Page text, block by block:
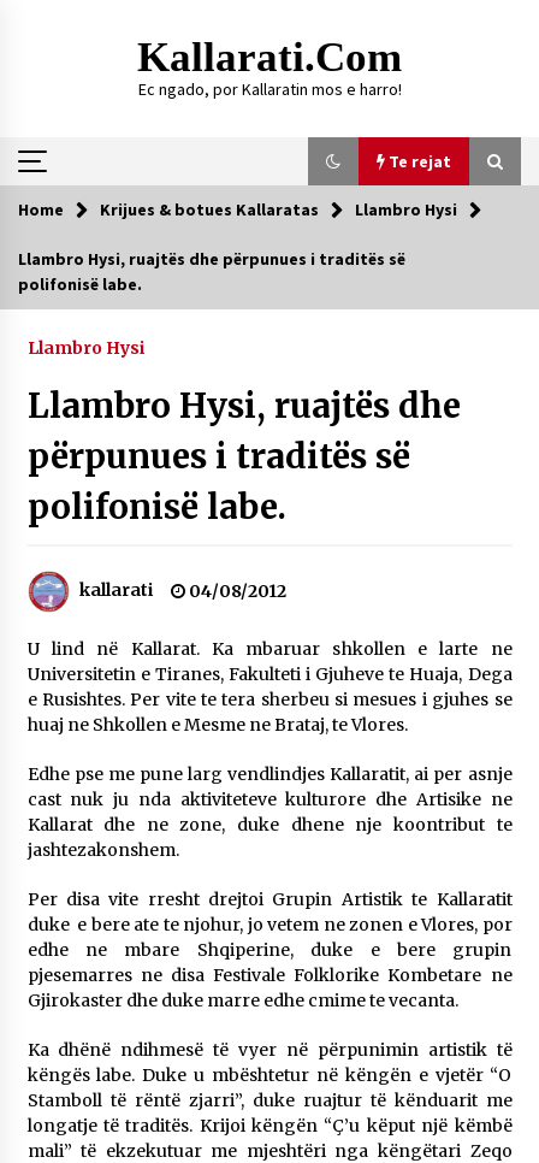
Kallarati.com
Ec ngado, por Kallaratin mos e harro!
Te rejat
Te rejat
16/07/2026
Gazeta Kallarati nr. 118
07/07/2026
SI U ARRIT TË REALIZOHEJ PERLA FOLKLORIKE
06/06/2026
ZHVILLUA EDICIONI I TRETË I PIKNIKU
PRANVEROR
Gazeta Kallarati nr. 117
03/05/2026
28/01/2026
Mbi kockat e martirëve ngrihet Atdheu
17/10/2025
Gazeta Kallarati nr. 115
14/10/2025
Faksimilet e një 83 vjetori lufte: Çfarë shkruan
Vexhi Buharaja për Heroin e Popullit, Mumin
04/10/2025
KALLARATI NË AKSIONET KOMBËTARE PËR
RINDËRTIMIN E VENDIT – NGA ÇIZE XHAFERAJ
22/09/2025
Home Krijues & botues Kallaratas Llambro Hysi
Llambro Hysi, ruajtës dhe përpunues i traditës së
polifonisë labe.
Llambro Hysi
Llambro Hysi, ruajtës dhe
përpunues i traditës së
polifonisë labe.
kallarati 04/08/2012
U lind në Kallarat. Ka mbaruar shkollen e larte ne
Universitetin e Tiranes, Fakulteti i Gjuheve te Huaja, Dega
e Rusishtes. Per vite te tera sherbeu si mesues i gjuhes se
huaj ne Shkollen e Mesme ne Brataj, te Vlores.
Edhe pse me pune larg vendlindjes Kallaratit, ai per asnje
cast nuk ju nda aktiviteteve kulturore dhe Artisike ne
Kallarat dhe ne zone, duke dhene nje koontribut te
jashtezakonshem.
Per disa vite rresht drejtoi Grupin Artistik te Kallaratit
duke e bere ate te njohur, jo vetem ne zonen e Vlores, por
edhe ne mbare Shqiperine, duke e bere grupin
pjesemarres ne disa Festivale Folklorike Kombetare ne
Gjirokaster dhe duke marre edhe cmime te vecanta.
Ka dhënë ndihmesë të vyer në përpunimin artistik të
këngës labe. Duke u mbështetur në këngën e vjetër “O
Stamboll të rëntë zjarri”, duke ruajtur të kënduarit me
longatje të traditës. Krijoi këngën “Ç’u këput një këmbë
mali” të ekzekutuar me mjeshtëri nga këngëtari Zeqo